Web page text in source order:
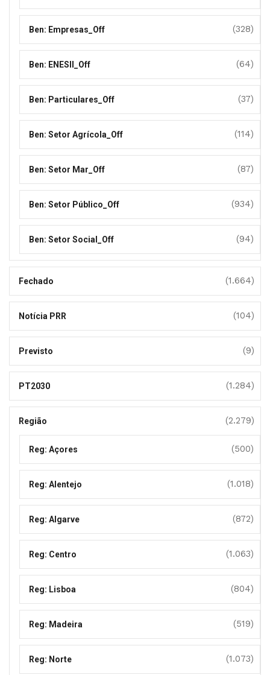
Ben: Empresas_Off (328)
Ben: ENESII_Off (64)
Ben: Particulares_Off (37)
Ben: Setor Agrícola_Off (114)
Ben: Setor Mar_Off (87)
Ben: Setor Público_Off (934)
Ben: Setor Social_Off (94)
Fechado (1.664)
Notícia PRR (104)
Previsto (9)
PT2030 (1.284)
Região (2.279)
Reg: Açores (500)
Reg: Alentejo (1.018)
Reg: Algarve (872)
Reg: Centro (1.063)
Reg: Lisboa (804)
Reg: Madeira (519)
Reg: Norte (1.073)